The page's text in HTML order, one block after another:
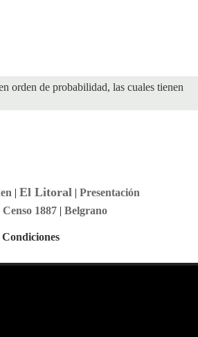
orden de probabilidad, las cuales tienen
| El Litoral | Presentación
Censo 1887| Belgrano